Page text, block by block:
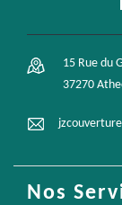
15 Rue du
37270
Nos